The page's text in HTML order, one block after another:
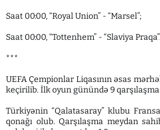
Saat 00:00, “Royal Union” - “Marsel”;
Saat 00:00, “Tottenhem” - “Slaviya
***
UEFA Çempionlar Liqasının əsas
keçirilib. İlk oyun günündə 9
Türkiyənin “Qalatasaray” klubu
qonağı olub. Qarşılaşma meydan